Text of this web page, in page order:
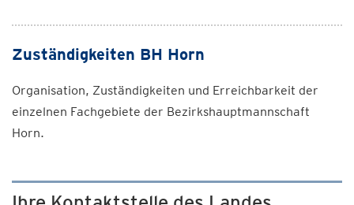
Zuständigkeiten BH Horn
Organisation, Zuständigkeiten und Erreichbarkeit der
einzelnen Fachgebiete der Bezirkshauptmannschaft
Horn.